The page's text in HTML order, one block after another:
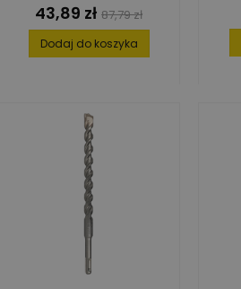
Cena
43,89 zł Cena
podstawowa
87,79 zł
Dodaj do koszyka